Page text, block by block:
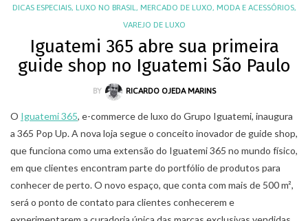
DICAS ESPECIAIS, LUXO NO BRASIL, MERCADO DE LUXO, MODA E ACESSÓRIOS,
VAREJO DE LUXO
Iguatemi 365 abre sua primeira
guide shop no Iguatemi São Paulo
BY RICARDO OJEDA MARINS
O Iguatemi 365, e-commerce de luxo do Grupo Iguatemi, inaugura
a 365 Pop Up. A nova loja segue o conceito inovador de guide shop,
que funciona como uma extensão do Iguatemi 365 no mundo físico,
em que clientes encontram parte do portfólio de produtos para
conhecer de perto. O novo espaço, que conta com mais de 500 m²,
será o ponto de contato para clientes conhecerem e